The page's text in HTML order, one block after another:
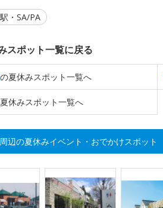
・SA/PA
スポット一覧に戻る
の夏休みスポット一覧へ
休みスポット一覧へ
辺の夏休みイベント・おでかけスポット